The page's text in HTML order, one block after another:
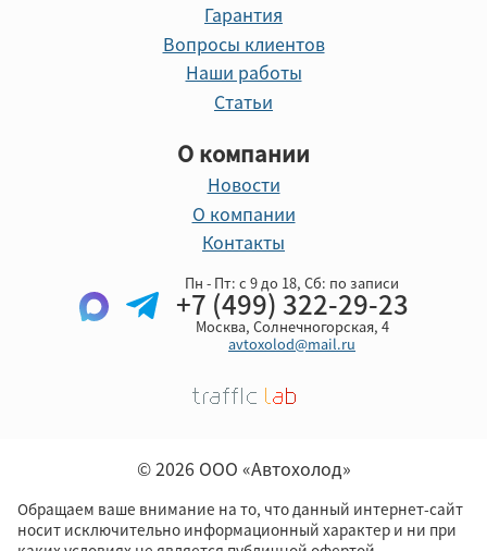
Гарантия
Вопросы клиентов
Наши работы
Статьи
О компании
Новости
О компании
Контакты
Пн - Пт: с 9 до 18, Cб: по записи
+7 (499) 322-29-23
Москва, Солнечногорская, 4
avtoxolod@mail.ru
© 2026 ООО «Автохолод»
Обращаем ваше внимание на то, что данный интернет-сайт
носит исключительно информационный характер и ни при